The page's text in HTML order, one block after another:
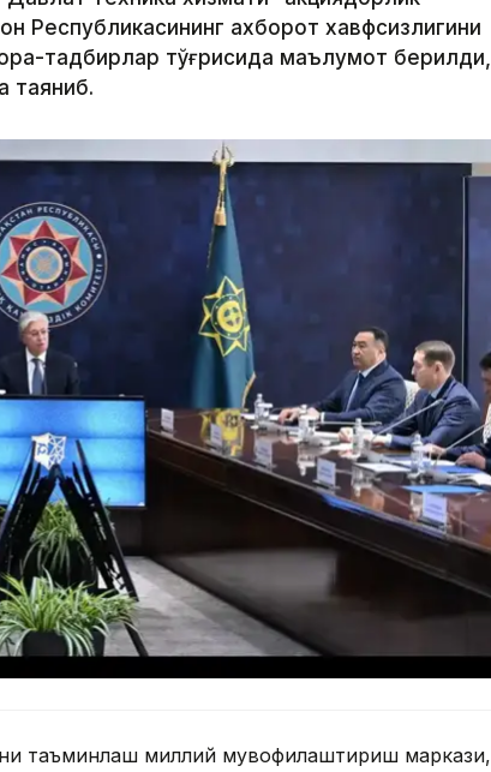
Республикасининг ахборот хавфсизлигини
тадбирлар тўғрисида маълумот берилди,
таяниб.
таъминлаш миллий мувофиқлаштириш маркази,